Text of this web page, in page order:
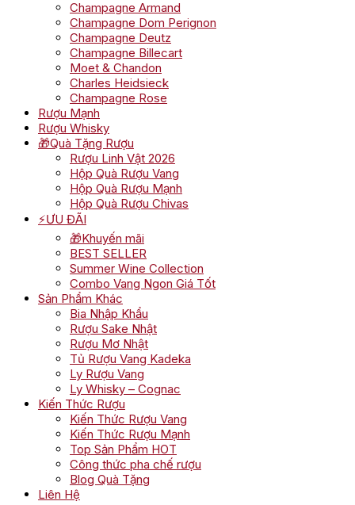
Champagne Armand
Champagne Dom Perignon
Champagne Deutz
Champagne Billecart
Moet & Chandon
Charles Heidsieck
Champagne Rose
Rượu Mạnh
Rượu Whisky
🎁Quà Tặng Rượu
Rượu Linh Vật 2026
Hộp Quà Rượu Vang
Hộp Quà Rượu Mạnh
Hộp Quà Rượu Chivas
⚡ƯU ĐÃI
🎁Khuyến mãi
BEST SELLER
Summer Wine Collection
Combo Vang Ngon Giá Tốt
Sản Phẩm Khác
Bia Nhập Khẩu
Rượu Sake Nhật
Rượu Mơ Nhật
Tủ Rượu Vang Kadeka
Ly Rượu Vang
Ly Whisky – Cognac
Kiến Thức Rượu
Kiến Thức Rượu Vang
Kiến Thức Rượu Mạnh
Top Sản Phẩm HOT
Công thức pha chế rượu
Blog Quà Tặng
Liên Hệ